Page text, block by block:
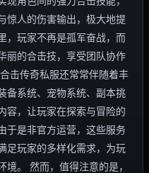
惊人的伤害输出，极大地提
，玩家不再是孤军奋战，而
丽的合击技，享受团队协作
击传奇私服还常常伴随着丰
备系统、宠物系统、副本挑
容，让玩家在探索与冒险的
于是非官方运营，这些服务
足玩家的多样化需求，为玩
。 然而，值得注意的是，